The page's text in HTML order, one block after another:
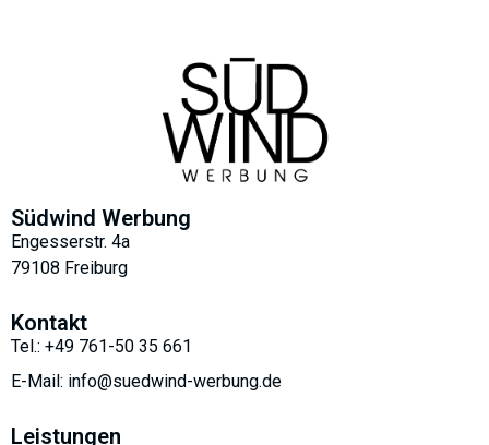
Südwind Werbung
Engesserstr. 4a
79108 Freiburg
Kontakt
Tel.: +49 761-50 35 661
E-Mail: info@suedwind-werbung.de
Leistungen